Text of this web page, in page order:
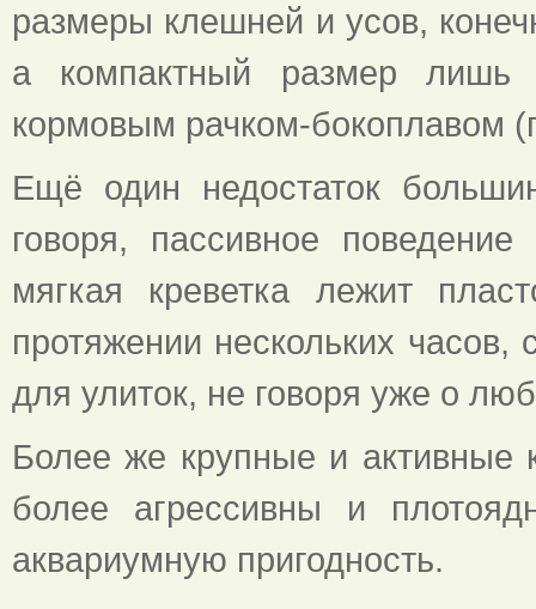
размеры клешней и усов,
а компактный размер лишь
кормовым рачком-бокоплавом
Ещё один недостаток
говоря, пассивное
мягкая креветка лежит
протяжении нескольких
для улиток, не говоря уже о
Более же крупные и активные
более агрессивны и
аквариумную пригодность.